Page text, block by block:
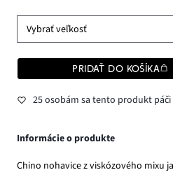
Vybrať veľkosť
PRIDAŤ DO KOŠÍKA
25 osobám sa tento produkt páči
Informácie o produkte
Chino nohavice z viskózového mixu